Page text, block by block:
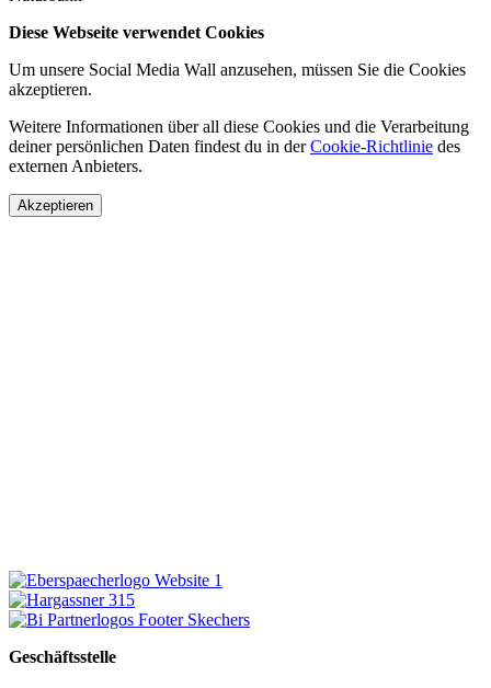
Diese Webseite verwendet Cookies
Um unsere Social Media Wall anzusehen, müssen Sie die Cookies
akzeptieren.
Weitere Informationen über all diese Cookies und die Verarbeitung
deiner persönlichen Daten findest du in derCookie-Richtlinie des
externen Anbieters.
Akzeptieren
Geschäftsstelle